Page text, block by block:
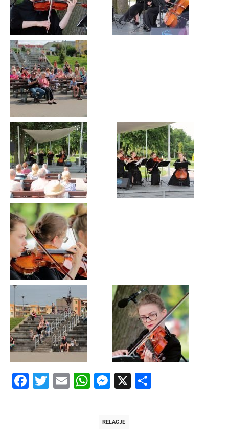
Facebook
Twitter
EmailWhatsApp
Messenger
X
RELACJE